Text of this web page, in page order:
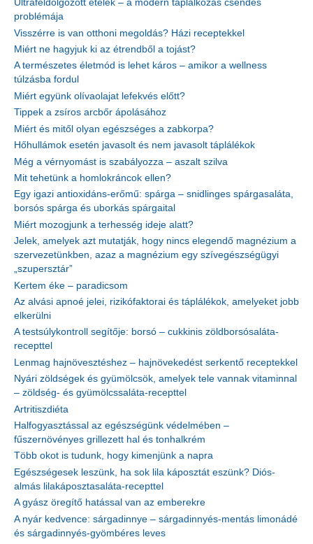
Ultrafeldolgozott ételek – a modern táplálkozás csendes
problémája
Visszérre is van otthoni megoldás? Házi receptekkel
Miért ne hagyjuk ki az étrendből a tojást?
A természetes életmód is lehet káros – amikor a wellness
túlzásba fordul
Miért együnk olívaolajat lefekvés előtt?
Tippek a zsíros arcbőr ápolásához
Miért és mitől olyan egészséges a zabkorpa?
Hőhullámok esetén javasolt és nem javasolt táplálékok
Még a vérnyomást is szabályozza – aszalt szilva
Mit tehetünk a homlokráncok ellen?
Egy igazi antioxidáns-erőmű: spárga – snidlinges spárgasaláta,
borsós spárga és uborkás spárgaital
Miért mozogjunk a terhesség ideje alatt?
Jelek, amelyek azt mutatják, hogy nincs elegendő magnézium a
szervezetünkben, azaz a magnézium egy szívegészségügyi
„szupersztár”
Kertem éke – paradicsom
Az alvási apnoé jelei, rizikófaktorai és táplálékok, amelyeket jobb
elkerülni
A testsúlykontroll segítője: borsó – cukkinis zöldborsósaláta-
recepttel
Lenmag hajnövesztéshez – hajnövekedést serkentő receptekkel
Nyári zöldségek és gyümölcsök, amelyek tele vannak vitaminnal
– zöldség- és gyümölcssaláta-recepttel
Artritiszdiéta
Halfogyasztással az egészségünk védelmében –
fűszernövényes grillezett hal és tonhalkrém
Több okot is tudunk, hogy kimenjünk a napra
Egészségesek leszünk, ha sok lila káposztát eszünk? Diós-
almás lilakáposztasaláta-recepttel
A gyász öregítő hatással van az emberekre
A nyár kedvence: sárgadinnye – sárgadinnyés-mentás limonádé
és sárgadinnyés-gyömbéres leves